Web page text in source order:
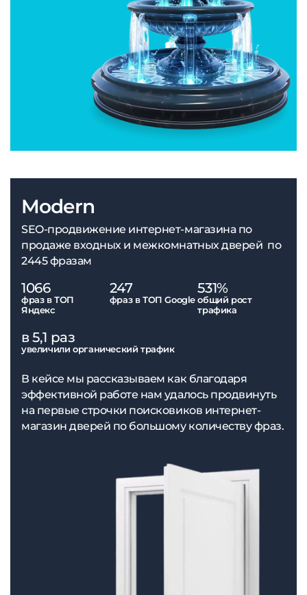
Modern
SEO-продвижение интернет-магазина по
продаже входных и межкомнатных дверей по
2445 фразам
1066
фраз в ТОП
Яндекс
247
фраз в ТОП Google
531%
общий рост
трафика
в 5,1 раз
увеличили органический трафик
В кейсе мы рассказываем как благодаря
эффективной работе нам удалось продвинуть
на первые строчки поисковиков интернет-
магазин дверей по большому количеству фраз.